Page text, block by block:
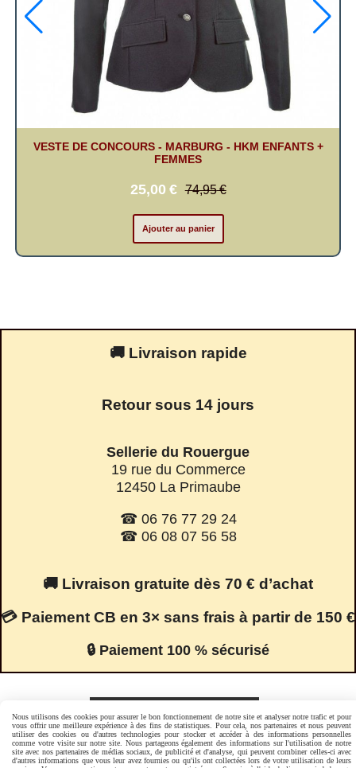
VESTE DE CONCOURS - MARBURG - HKM ENFANTS +
FEMMES
25,00 € 74,95€
Ajouter au panier
🚚 Livraison rapide
Retour sous 14 jours
Sellerie du Rouergue
19 rue du Commerce
12450 La Primaube
☎ 06 76 77 29 24
☎ 06 08 07 56 58
🚚 Livraison gratuite dès 70 € d’achat
💳 Paiement CB en 3× sans frais à partir de 150 €
🔒 Paiement 100 % sécurisé
Mentions Légales Conditions générales de vente
Nous utilisons des cookies pour assurer le bon fonctionnement de notre site et analyser notre trafic et pour
vous offrir une meilleure expérience à des fins de statistiques. Pour cela, nos partenaires et nous peuvent
utiliser des cookies ou d'autres technologies pour stocker et accéder à des informations personnelles
comme votre visite sur notre site. Nous partageons également des informations sur l'utilisation de notre
site avec nos partenaires de médias sociaux, de publicité et d'analyse, qui peuvent combiner celles-ci avec
d'autres informations que vous leur avez fournies ou qu'ils ont collectées lors de votre utilisation de leurs